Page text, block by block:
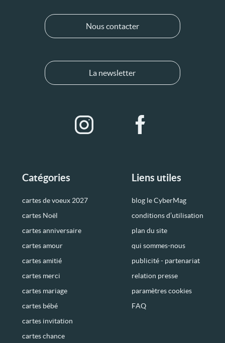
Catégories
cartes de voeux 2027
cartes Noël
cartes anniversaire
cartes amour
cartes amitié
cartes merci
cartes mariage
cartes bébé
cartes invitation
cartes chance
Liens utiles
blog le CyberMag
conditions d’utilisation
plan du site
qui sommes-nous
publicité - partenariat
relation presse
paramètres cookies
FAQ
Nous contacter
La newsletter